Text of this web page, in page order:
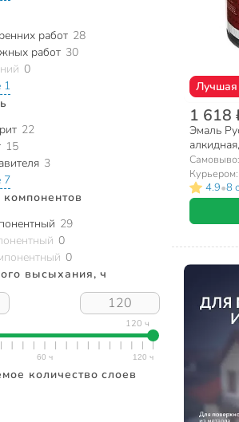
работ 28
работ 30
0
1
22
15
3
7
29
0
0
высыхания, ч
120 ч
количество слоев
1 618
Эмаль
Курьером:
4.9•8